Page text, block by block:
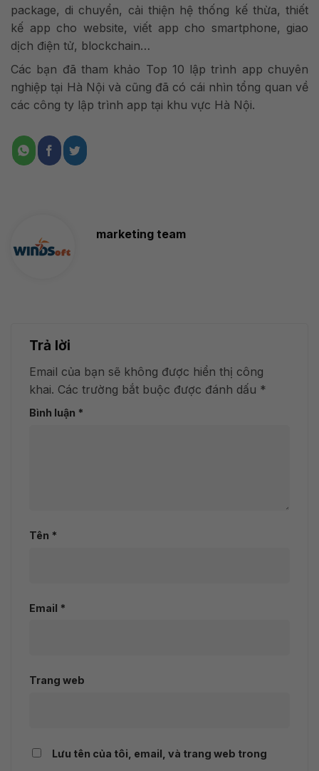
package, di chuyển, cải thiện hệ thống kế thừa, thiết
kế app cho website, viết app cho smartphone, giao
dịch điện tử, blockchain…
Các bạn đã tham khảo Top 10 lập trình app chuyên
nghiệp tại Hà Nội và cũng đã có cái nhìn tổng quan về
các công ty lập trình app tại khu vực Hà Nội.
marketing team
Trả lời
Email của bạn sẽ không được hiển thị công
khai. Các trường bắt buộc được đánh dấu *
Bình luận *
Tên *
Email *
Trang web
Lưu tên của tôi, email, và trang web trong